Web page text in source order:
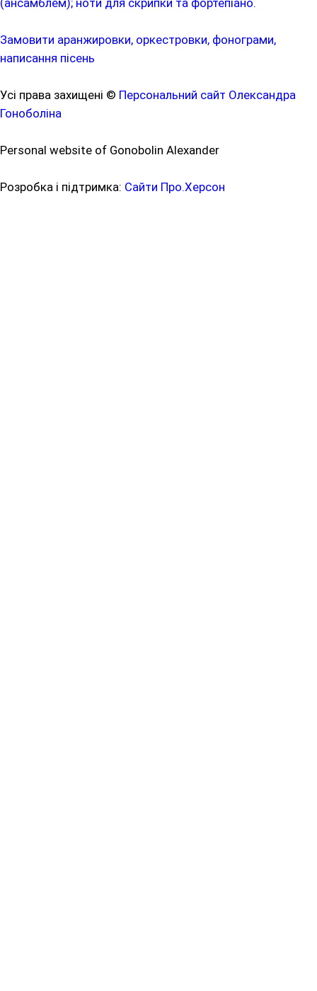
(ансамблем); ноти для скрипки та фортепіано.
Замовити аранжировки, оркестровки, фонограми,
написання пісень
Усі права захищені © Персональний сайт Олександра
Гоноболіна
Personal website of Gonobolin Alexander
Розробка і підтримка: Сайти Про.Херсон